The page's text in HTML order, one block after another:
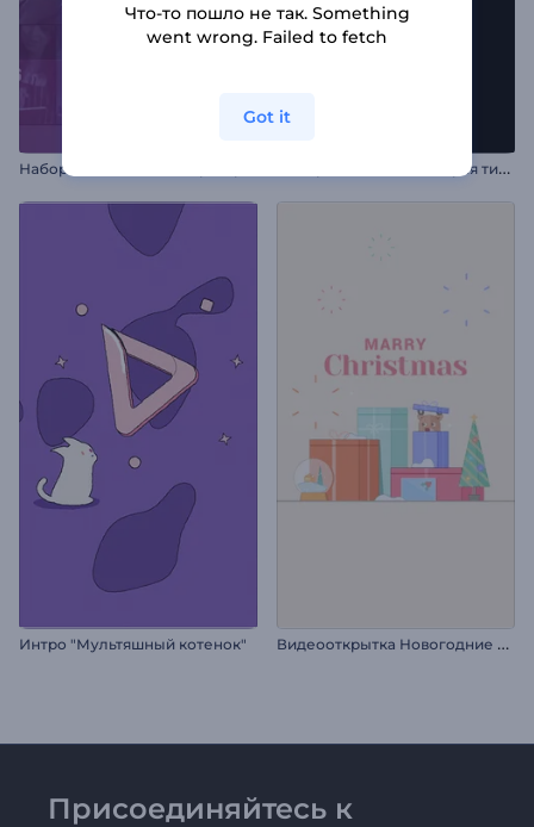
Н
абор для видео: Быстрая типографика
Интро "Мультяшный котенок" В
идеооткрытка Новогодние подарки
Присоединяйтесь к
Что-то пошло не так. Something
went wrong. Failed to fetch
Got it